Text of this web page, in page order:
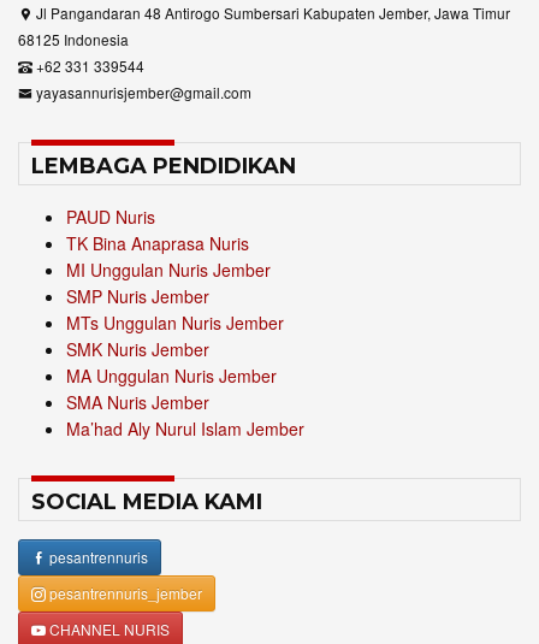
Jl Pangandaran 48 Antirogo Sumbersari Kabupaten Jember, Jawa Timur
68125 Indonesia
+62 331 339544
yayasannurisjember@gmail.com
LEMBAGA PENDIDIKAN
PAUD Nuris
TK Bina Anaprasa Nuris
MI Unggulan Nuris Jember
SMP Nuris Jember
MTs Unggulan Nuris Jember
SMK Nuris Jember
MA Unggulan Nuris Jember
SMA Nuris Jember
Ma’had Aly Nurul Islam Jember
SOCIAL MEDIA KAMI
pesantrennuris
pesantrennuris_jember
CHANNEL NURIS